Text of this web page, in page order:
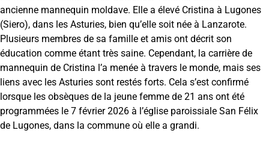
ancienne mannequin moldave. Elle a élevé Cristina à Lugones
(Siero), dans les Asturies, bien qu’elle soit née à Lanzarote.
Plusieurs membres de sa famille et amis ont décrit son
éducation comme étant très saine. Cependant, la carrière de
mannequin de Cristina l’a menée à travers le monde, mais ses
liens avec les Asturies sont restés forts. Cela s’est confirmé
lorsque les obsèques de la jeune femme de 21 ans ont été
programmées le 7 février 2026 à l’église paroissiale San Félix
de Lugones, dans la commune où elle a grandi.